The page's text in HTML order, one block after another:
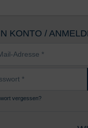
KONTO /
vergessen?